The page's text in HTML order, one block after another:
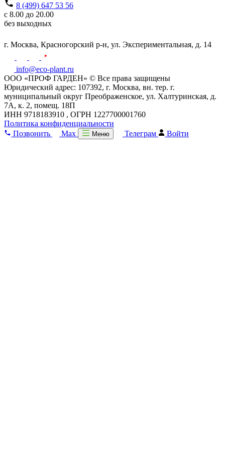
8 (499) 647 53 56
с 8.00 до 20.00
без выходных
г. Москва, Красногорский р-н, ул. Экспериментальная, д. 14
info@eco-plant.ru
ООО «ПРОФ ГАРДЕН» © Все права защищены
Юридический адрес: 107392, г. Москва, вн. тер. г.
муниципальный округ Преображенское, ул. Халтуринская, д.
7А, к. 2, помещ. 18П
ИНН 9718183910 , ОГРН 1227700001760
Политика конфиденциальности
Позвонить
Max Меню Телеграм Войти